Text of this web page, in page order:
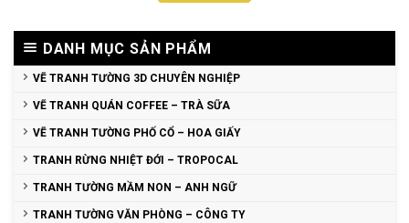
DANH MỤC SẢN PHẨM
VẼ TRANH TƯỜNG 3D CHUYÊN NGHIỆP
VẼ TRANH QUÁN COFFEE – TRÀ SỮA
VẼ TRANH TƯỜNG PHỐ CỔ – HOA GIẤY
TRANH RỪNG NHIỆT ĐỚI – TROPOCAL
TRANH TƯỜNG MẦM NON – ANH NGỮ
TRANH TƯỜNG VĂN PHÒNG – CÔNG TY